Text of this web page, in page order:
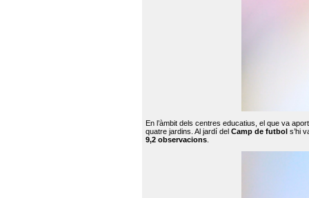
En l’àmbit dels centres educatius, el que va
quatre jardins. Al jardí del Camp de futbol s’hi
9,2 observacions